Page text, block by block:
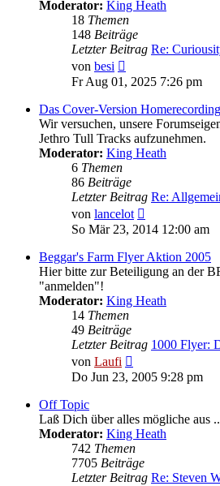
Moderator: King Heath
18 Themen
148 Beiträge
Letzter Beitrag Re:
von besi
Beitrag
Fr Aug 01, 2025 7:26 pm
Das Cover-Version
Wir versuchen, unsere
Jethro Tull Tracks aufzunehmen.
Moderator: King Heath
6 Themen
86 Beiträge
Letzter Beitrag Re:
von lancelot
Beitrag
So Mär 23, 2014 12:00 am
Beggar's Farm Flyer Aktion 2005
Hier bitte zur Beteiligung an der
"anmelden"!
Moderator: King Heath
14 Themen
49 Beiträge
Letzter Beitrag 1000 Flyer:
von Laufi
Beitrag
Do Jun 23, 2005 9:28 pm
Off Topic
Laß Dich über alles mögliche aus
Moderator: King Heath
742 Themen
7705 Beiträge
Letzter Beitrag Re: Steven